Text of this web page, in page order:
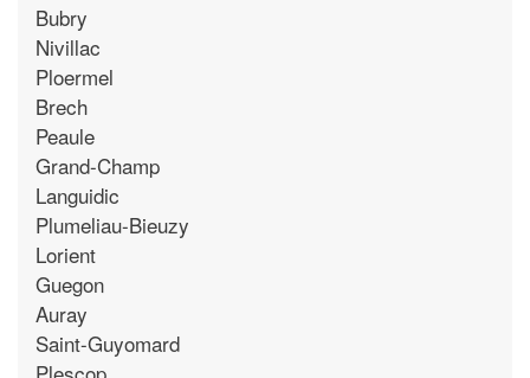
Bubry
Nivillac
Ploermel
Brech
Peaule
Grand-Champ
Languidic
Plumeliau-Bieuzy
Lorient
Guegon
Auray
Saint-Guyomard
Plescop